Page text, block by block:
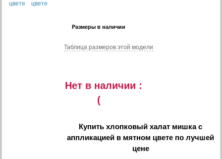
Размеры в наличии
Таблица размеров этой модели
Нет в наличии :
(
Купитьхлопковый халат мишка с
аппликацией в мятном цвете по лучшей
цене